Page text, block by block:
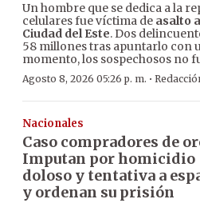
Un hombre que se dedica a la
celulares fue víctima de asalto
Ciudad del Este. Dos
58 millones tras apuntarlo con
momento, los sospechosos no
Agosto 8, 2026 05:26 p. m. ·
Nacionales
Caso compradores de
Imputan por homicidio
doloso y tentativa a
y ordenan su prisión